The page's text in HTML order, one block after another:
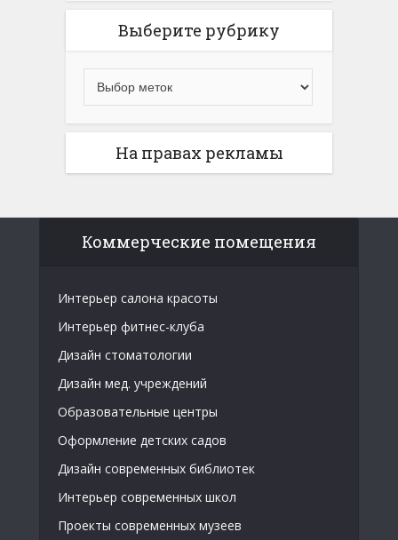
Выберите рубрику
На правах рекламы
Коммерческие помещения
Интерьер салона красоты
Интерьер фитнес-клуба
Дизайн стоматологии
Дизайн мед. учреждений
Образовательные центры
Оформление детских садов
Дизайн современных библиотек
Интерьер современных школ
Проекты современных музеев